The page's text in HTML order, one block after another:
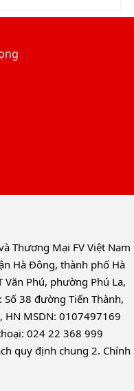
Thương Mại FV Việt Nam
Hà Đông, thành phố Hà
Văn Phú, phường Phú La,
38 đường Tiến Thành,
MSDN: 0107497169
024 22 368 999
quy định chung 2. Chính